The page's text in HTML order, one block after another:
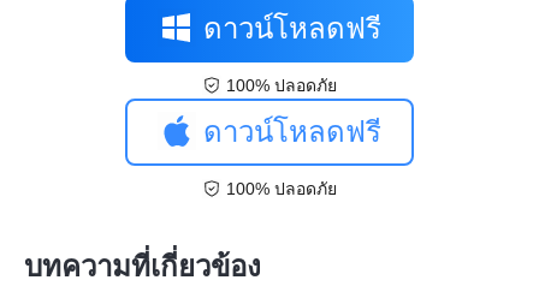
ดาวน์โหลดฟรี
100% ปลอดภัย
ดาวน์โหลดฟรี
100% ปลอดภัย
บทความที่เกี่ยวข้อง